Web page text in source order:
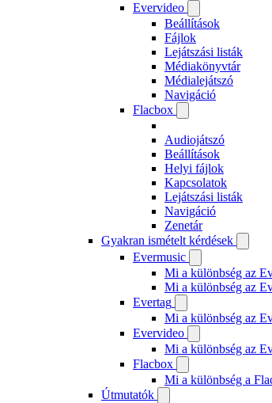
Evervideo
Beállítások
Fájlok
Lejátszási listák
Médiakönyvtár
Médialejátszó
Navigáció
Flacbox
Audiojátszó
Beállítások
Helyi fájlok
Kapcsolatok
Lejátszási listák
Navigáció
Zenetár
Gyakran ismételt kérdések
Evermusic
Mi a különbség az
Mi a különbség az
Evertag
Mi a különbség az
Evervideo
Mi a különbség az
Flacbox
Mi a különbség a
Útmutatók